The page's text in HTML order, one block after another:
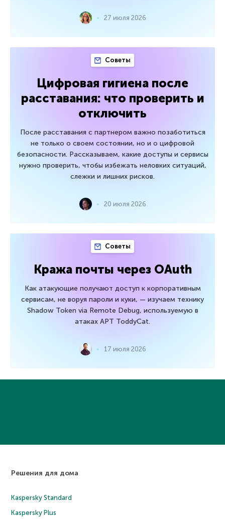
27 июля 2026
Советы
Цифровая гигиена после
расставания: что проверить и
отключить
После расставания с партнером важно позаботиться
не только о своем состоянии, но и о цифровой
безопасности. Рассказываем, какие доступы и сервисы
нужно проверить, чтобы избежать неловких ситуаций,
слежки и лишних рисков.
20 июля 2026
Советы
Кража почты через OAuth
Как атакующие получают доступ к корпоративным
сервисам, не воруя пароли и куки, — изучаем технику
Shadow Token via Remote Debug, используемую в
атаках APT ToddyCat.
17 июля 2026
Решения для дома
Kaspersky Standard
Kaspersky Plus